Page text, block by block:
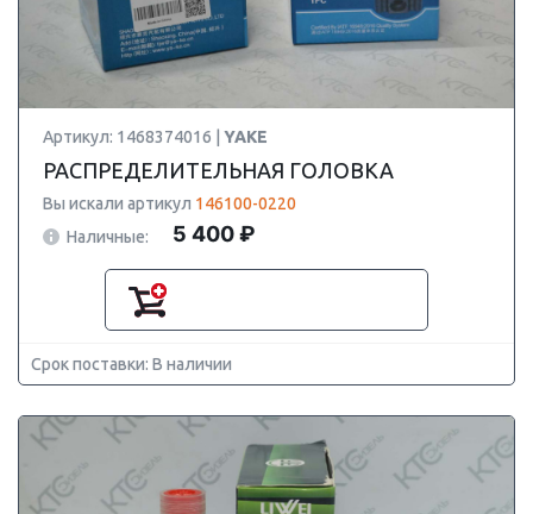
Артикул: 1468374016 | YAKE
РАСПРЕДЕЛИТЕЛЬНАЯ ГОЛОВКА
Вы искали артикул 146100-0220
Наличные:
5 400 ₽
Срок поставки: В наличии